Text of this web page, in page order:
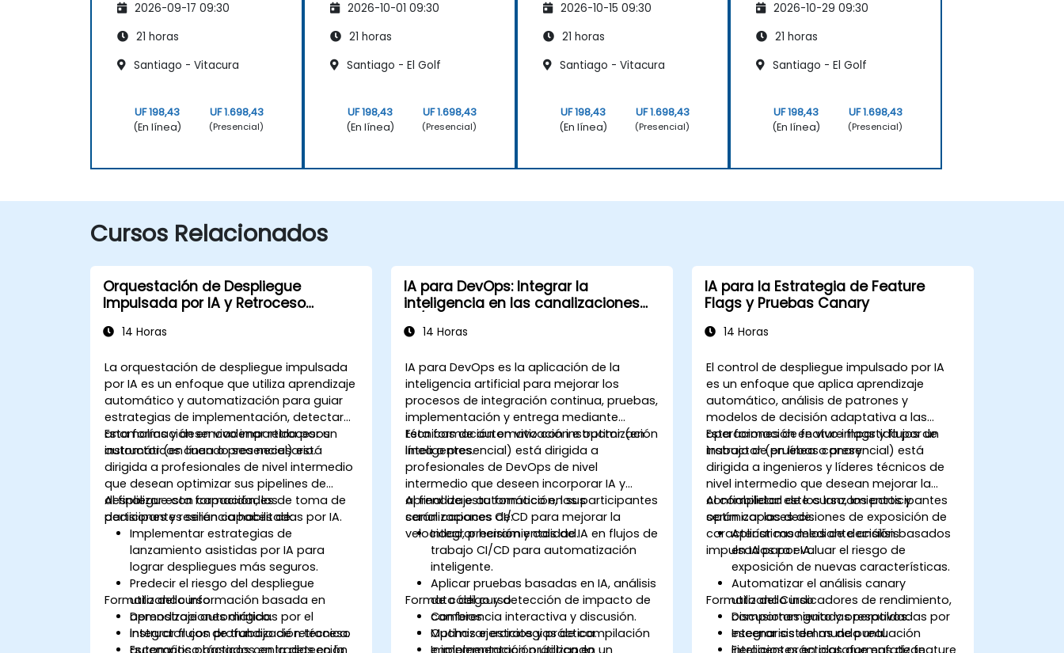
modelos basados en
Docker
2026-09-17 09:30
21 horas
Santiago - Vitacura
UF 198,43
(En línea)
UF 1.698,43
(Presencial)
modelos basados en
Docker
2026-10-01 09:30
21 horas
Santiago - El Golf
UF 198,43
(En línea)
UF 1.698,43
(Presencial)
modelos basados en
Docker
2026-10-15 09:30
21 horas
Santiago - Vitacura
UF 198,43
(En línea)
UF 1.698,43
(Presencial)
modelos basados en
Docker
2026-10-29 09:30
21 horas
Santiago - El Golf
UF 198,43
(En línea)
UF 1.698,43
(Presencial)
Cursos Relacionados
Orquestación de Despliegue
Impulsada por IA y Retroceso
14 Horas
La orquestación de despliegue impulsada
por IA es un enfoque que utiliza aprendizaje
automático y automatización para guiar
estrategias de implementación, detectar
anomalías y desencadenar retrocesos
automáticos cuando sea necesario.
Esta formación en vivo impartida por un
instructor (en línea o presencial) está
dirigida a profesionales de nivel intermedio
que desean optimizar sus pipelines de
despliegue con capacidades de toma de
decisiones y resiliencia habilitadas por IA.
Al finalizar esta formación, los
participantes serán capaces de:
Implementar estrategias de
lanzamiento asistidas por IA para
lograr despliegues más seguros.
Predecir el riesgo del despliegue
utilizando información basada en
aprendizaje automático.
Integrar flujos de trabajo de retroceso
automático basados en la detección
Formato del curso
Demostraciones dirigidas por el
instructor con profundización técnica.
Escenarios prácticos centrados en la
IA para DevOps: Integrar la
inteligencia en las canalizaciones
14 Horas
IA para DevOps es la aplicación de la
inteligencia artificial para mejorar los
procesos de integración continua, pruebas,
implementación y entrega mediante
técnicas de automatización e optimización
inteligentes.
Esta formación en vivo con instructor (en
línea o presencial) está dirigida a
profesionales de DevOps de nivel
intermedio que deseen incorporar IA y
aprendizaje automático en sus
canalizaciones CI/CD para mejorar la
velocidad, precisión y calidad.
Al final de esta formación, los participantes
serán capaces de:
Integrar herramientas de IA en flujos de
trabajo CI/CD para automatización
inteligente.
Aplicar pruebas basadas en IA, análisis
de código y detección de impacto de
cambios.
Optimizar estrategias de compilación
e implementación utilizando
Formato del curso
Conferencia interactiva y discusión.
Muchas ejercicios y práctica.
Implementación práctica en un
IA para la Estrategia de Feature
Flags y Pruebas Canary
14 Horas
El control de despliegue impulsado por IA
es un enfoque que aplica aprendizaje
automático, análisis de patrones y
modelos de decisión adaptativa a las
operaciones de feature flags y flujos de
trabajo de pruebas canary.
Esta formación en vivo impartida por un
instructor (en línea o presencial) está
dirigida a ingenieros y líderes técnicos de
nivel intermedio que desean mejorar la
confiabilidad de los lanzamientos y
optimizar las decisiones de exposición de
características mediante análisis
impulsados por IA.
Al completar este curso, los participantes
serán capaces de:
Aplicar modelos de decisión basados
en IA para evaluar el riesgo de
exposición de nuevas características.
Automatizar el análisis canary
utilizando indicadores de rendimiento,
comportamiento y operativos.
Integrar sistemas de puntuación
inteligentes en plataformas de feature
Formato del Curso
Discusiones guiadas respaldadas por
escenarios del mundo real.
Ejercicios prácticos que enfatizan